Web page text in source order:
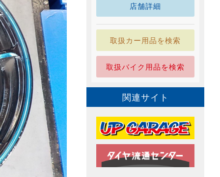
店舗詳細
取扱カー用品を検索
取扱バイク用品を検索
関連サイト